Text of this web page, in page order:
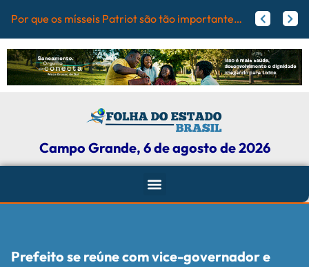
PrefCG e F Flamengo pode receber fortuna por Vini Jr.; veja valores
Agressores de mulheres podem ter tornozeleira rosa em Mato Grosso do Sul
Campo Grande, 6 de agosto de 2026
Prefeito se reúne com vice-governador e